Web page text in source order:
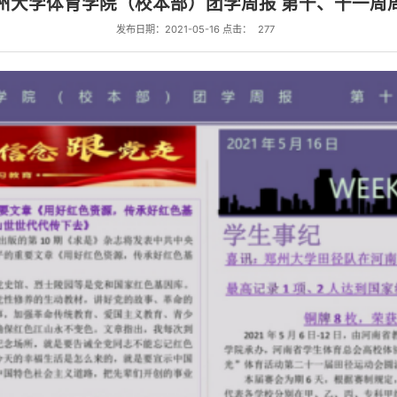
发布日期：2021-05-16 点击： 277